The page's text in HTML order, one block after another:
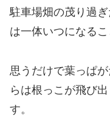
駐車場畑の茂り過
は一体いつになる
思うだけで葉っぱ
らは根っこが飛び
す。